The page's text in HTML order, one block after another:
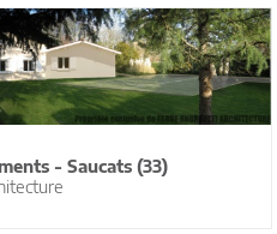
- Saucats (33)